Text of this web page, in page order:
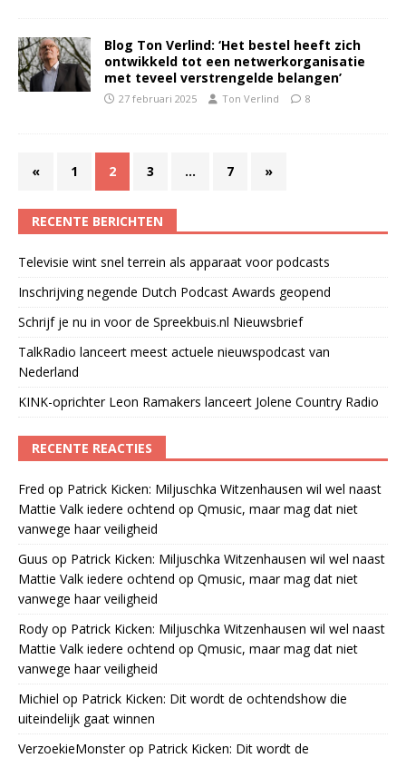
Blog Ton Verlind: ‘Het bestel heeft zich
ontwikkeld tot een netwerkorganisatie
met teveel verstrengelde belangen’
27 februari 2025 Ton Verlind 8
« 1 2 3 … 7 »
RECENTE BERICHTEN
Televisie wint snel terrein als apparaat voor podcasts
Inschrijving negende Dutch Podcast Awards geopend
Schrijf je nu in voor de Spreekbuis.nl Nieuwsbrief
TalkRadio lanceert meest actuele nieuwspodcast van
Nederland
KINK-oprichter Leon Ramakers lanceert Jolene Country Radio
RECENTE REACTIES
Fred op Patrick Kicken: Miljuschka Witzenhausen wil wel naast
Mattie Valk iedere ochtend op Qmusic, maar mag dat niet
vanwege haar veiligheid
Guus op Patrick Kicken: Miljuschka Witzenhausen wil wel naast
Mattie Valk iedere ochtend op Qmusic, maar mag dat niet
vanwege haar veiligheid
Rody op Patrick Kicken: Miljuschka Witzenhausen wil wel naast
Mattie Valk iedere ochtend op Qmusic, maar mag dat niet
vanwege haar veiligheid
Michiel op Patrick Kicken: Dit wordt de ochtendshow die
uiteindelijk gaat winnen
VerzoekieMonsterop Patrick Kicken: Dit wordt de